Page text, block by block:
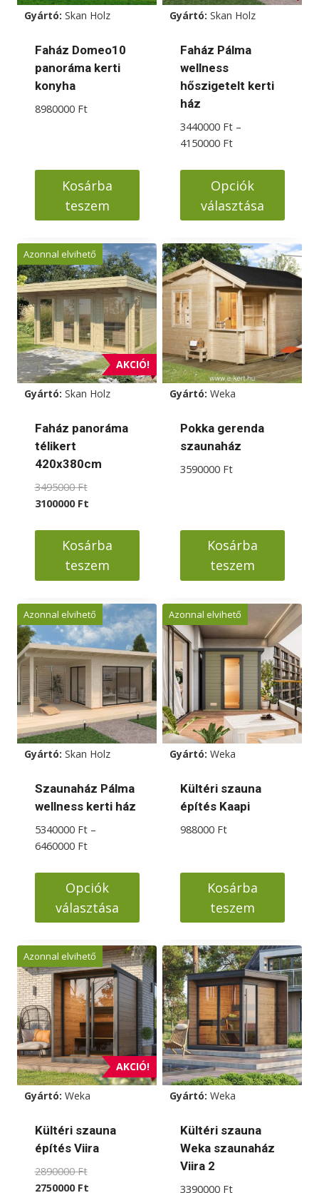
Gyártó: Skan Holz
Faház Domeo10
panoráma kerti
konyha
8980000 Ft
Kosárba
teszem
Gyártó: Skan Holz
Faház Pálma
wellness
hőszigetelt kerti
ház
3440000 Ft –
4150000 FtÁrtartomány:
-
4150000 Ft
Opciók
választása
a
terméknek
több
variációja
van.
A
változatok
a
termékoldalon
választhatók
ki
AKCIÓ!
Azonnal elvihető
Gyártó: Skan Holz
Faház panoráma
télikert
420x380cm
3495000FtOriginal
price
3495000 Ft.
3100000 FtCurrent
is:
3100000 Ft.
Kosárba
teszem
Gyártó: Weka
Pokka gerenda
szaunaház
3590000 Ft
Kosárba
teszem
Azonnal elvihető
Gyártó: Skan Holz
Szaunaház Pálma
wellness kerti ház
5340000 Ft –
6460000 FtÁrtartomány:
-
6460000 Ft
Opciók
választása
a
terméknek
több
variációja
van.
A
változatok
a
termékoldalon
választhatók
ki
Azonnal elvihető
Gyártó: Weka
Kültéri szauna
építés Kaapi
988000 Ft
Kosárba
teszem
AKCIÓ!
Azonnal elvihető
Gyártó: Weka
Kültéri szauna
építés Viira
2890000FtOriginal
price
2750000 FtCurrent
Gyártó: Weka
Kültéri szauna
Weka szaunaház
Viira 2
3390000 Ft